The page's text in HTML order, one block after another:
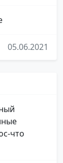
05.06.2021
что